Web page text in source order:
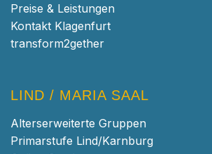
Preise & Leistungen
Kontakt Klagenfurt
transform2gether
LIND / MARIA SAAL
Alterserweiterte Gruppen
Primarstufe Lind/Karnburg